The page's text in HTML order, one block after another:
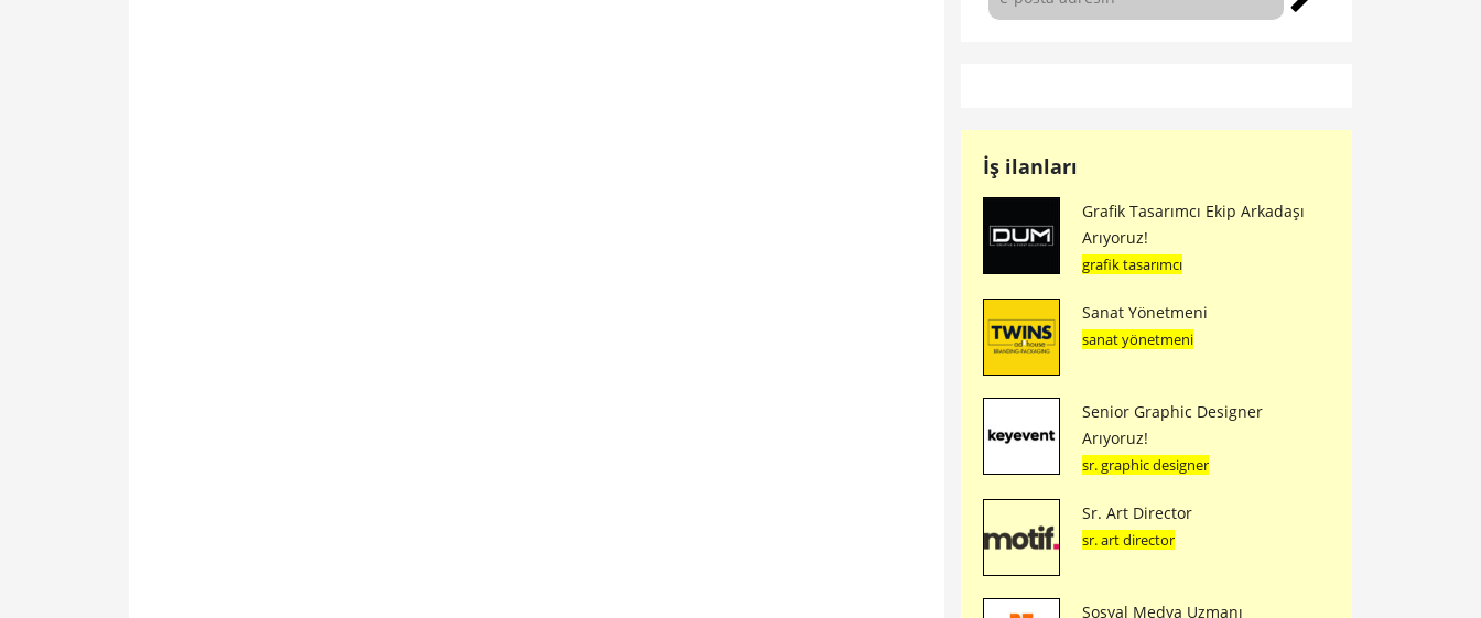
İş ilanları
Grafik Tasarımcı Ekip Arkadaşı
Arıyoruz!
grafik tasarımcı
Sanat Yönetmeni
sanat yönetmeni
Senior Graphic Designer
Arıyoruz!
sr. graphic designer
Sr. Art Director
sr. art director
Sosyal Medya Uzmanı